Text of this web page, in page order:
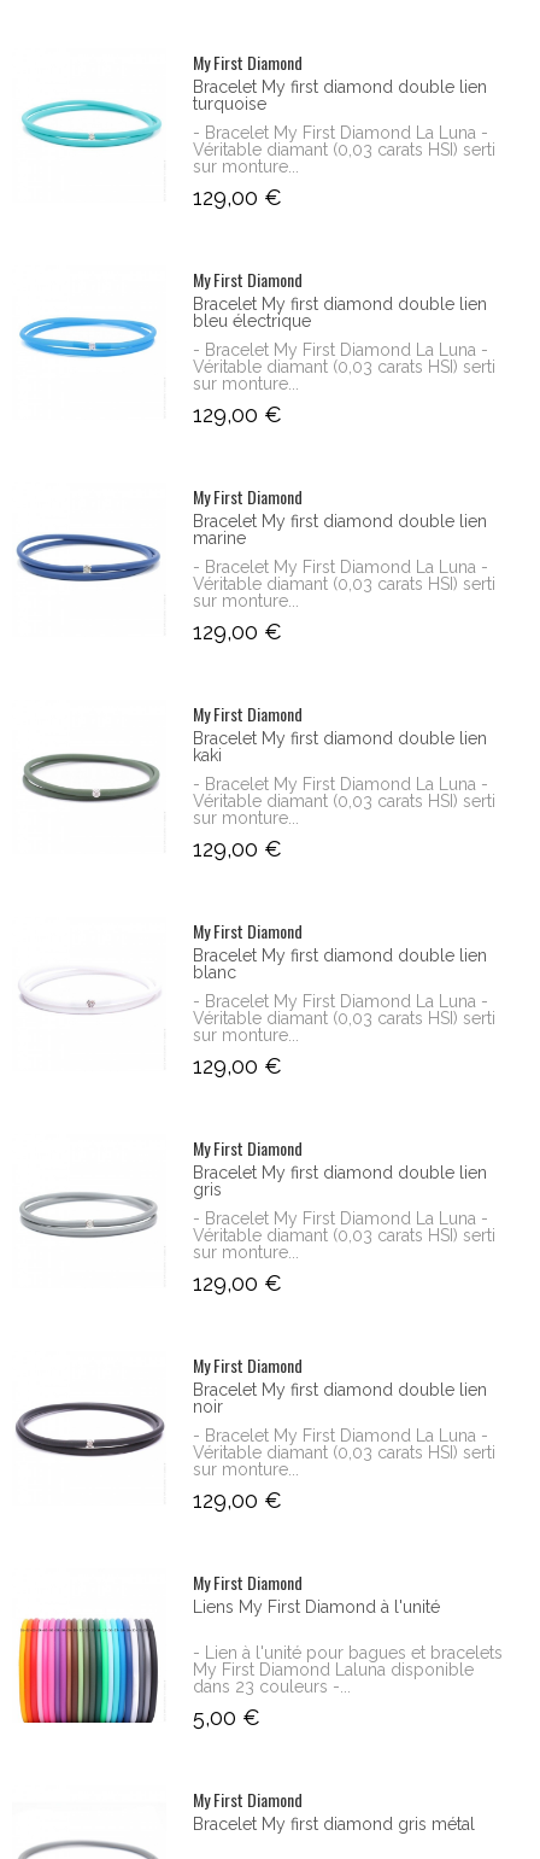
My First Diamond
Bracelet My first diamond double lien
turquoise
- Bracelet My First Diamond La Luna -
Véritable diamant (0,03 carats HSI) serti
sur monture...
129,00 €
My First Diamond
Bracelet My first diamond double lien
bleu électrique
- Bracelet My First Diamond La Luna -
Véritable diamant (0,03 carats HSI) serti
sur monture...
129,00 €
My First Diamond
Bracelet My first diamond double lien
marine
- Bracelet My First Diamond La Luna -
Véritable diamant (0,03 carats HSI) serti
sur monture...
129,00 €
My First Diamond
Bracelet My first diamond double lien
kaki
- Bracelet My First Diamond La Luna -
Véritable diamant (0,03 carats HSI) serti
sur monture...
129,00 €
My First Diamond
Bracelet My first diamond double lien
blanc
- Bracelet My First Diamond La Luna -
Véritable diamant (0,03 carats HSI) serti
sur monture...
129,00 €
My First Diamond
Bracelet My first diamond double lien
gris
- Bracelet My First Diamond La Luna -
Véritable diamant (0,03 carats HSI) serti
sur monture...
129,00 €
My First Diamond
Bracelet My first diamond double lien
noir
- Bracelet My First Diamond La Luna -
Véritable diamant (0,03 carats HSI) serti
sur monture...
129,00 €
My First Diamond
Liens My First Diamond à l'unité
- Lien à l'unité pour bagues et bracelets
My First Diamond Laluna disponible
dans 23 couleurs -...
5,00 €
My First Diamond
Bracelet My first diamond gris métal